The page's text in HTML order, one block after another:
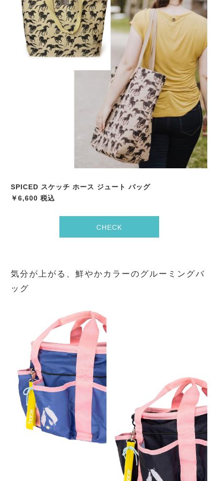
SPICED スケッチ ホース ジュート バッグ
￥6,600 税込
CHECK
気分が上がる、鮮やかカラーのグルーミングバ
ッグ